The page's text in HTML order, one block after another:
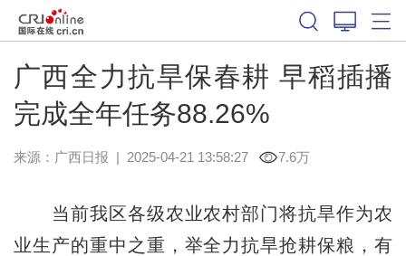
广西全力抗旱保春耕 早稻插播
完成全年任务88.26%
来源： 广西日报 | 2025-04-21 13:58:27 7.6万
当前我区各级农业农村部门将抗旱作为农
业生产的重中之重，举全力抗旱抢耕保粮，有